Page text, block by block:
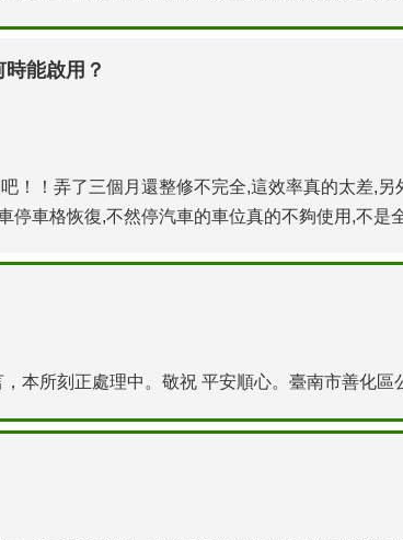
能啟用？
！！弄了三個月還整修不完全,這效率真的太差,
停車格恢復,不然停汽車的車位真的不夠使用,不是
本所刻正處理中。敬祝 平安順心。臺南市善化區